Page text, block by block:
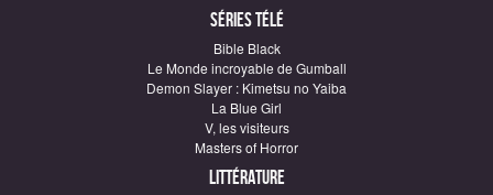
Séries télé
Bible Black
Le Monde incroyable de Gumball
Demon Slayer : Kimetsu no Yaiba
La Blue Girl
V, les visiteurs
Masters of Horror
Littérature